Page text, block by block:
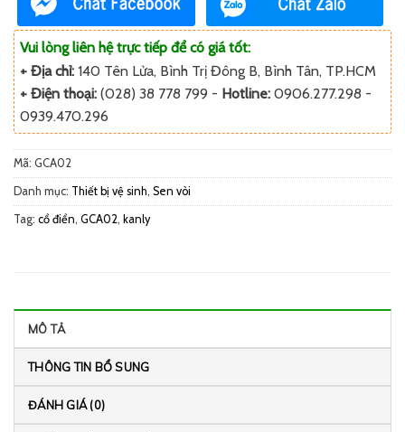
Vui lòng liên hệ trực tiếp để có giá tốt:
+ Địa chỉ: 140 Tên Lửa, Bình Trị Đông B, Bình Tân, TP.HCM
+ Điện thoại: (028) 38 778 799 - Hotline: 0906.277.298 -
0939.470.296
Mã: GCA02
Danh mục: Thiết bị vệ sinh, Sen vòi
Tag: cổ điển, GCA02, kanly
MÔ TẢ
THÔNG TIN BỔ SUNG
ĐÁNH GIÁ (0)